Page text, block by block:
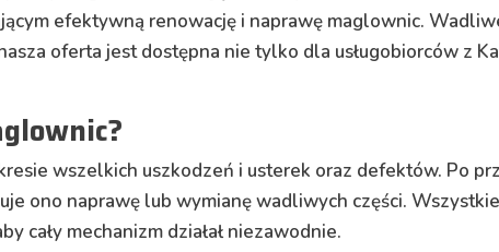
efektywną renowację i naprawę maglownic.
oferta jest dostępna nie tylko dla usługobiorców z
wszelkich uszkodzeń i usterek oraz defektów. Po
ono naprawę lub wymianę wadliwych części.
cały mechanizm działał niezawodnie.